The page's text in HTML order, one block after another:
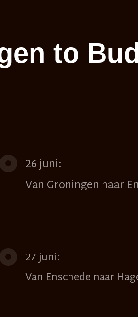
to
26 juni:
Van Groningen naar
27 juni:
Van Enschede naar